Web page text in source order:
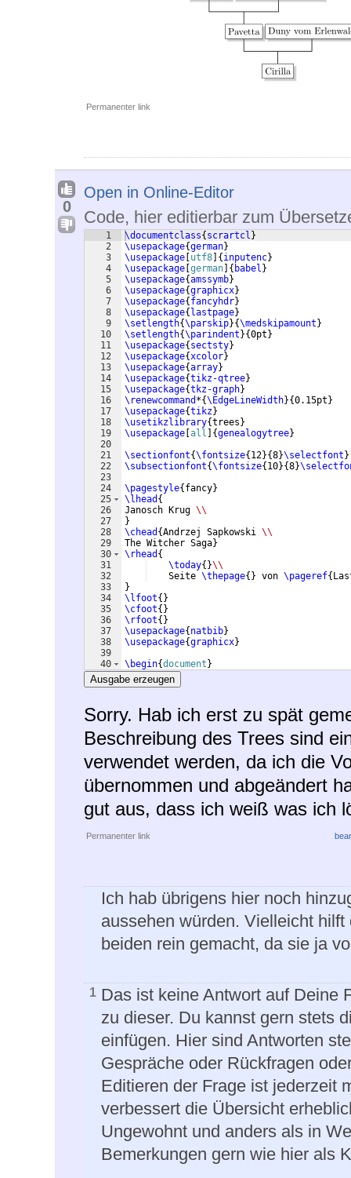
Permanenter link
0
Open in Online-Editor
Code, hier editierbar zum
1
2
3
4
5
6
7
8
9
10
11
12
13
14
15
16
17
18
19
20
21
22
23
24
25
26
27
28
29
30
31
32
33
34
35
36
37
38
39
40
41
\documentclass{ scrartcl }
\usepackage{german}
\usepackage utf8 { inputenc}
\usepackage german { babel }
\usepackage{amssymb}
\usepackage{graphicx}
\usepackage{ fancyhdr}
\usepackage{ lastpage}
\setlength{\parskip}{\medskipamount }
\setlength{\parindent }{0pt }
\usepackage{ sectsty}
\usepackage{xcolor}
\usepackage{array}
\usepackage{tikz-qtree}
\usepackage{tkz-graph}
\renewcommand *{\EdgeLineWidth}{0.15pt }
\usepackage{tikz}
\usetikzlibrary{trees }
\usepackage all {genealogytree}
\sectionfont{\fontsize{ 12}{8}\selectfont }
\subsectionfont{\fontsize{ 10}{8}
\pagestyle{ fancy}
\lhead {
Janosch Krug \\
}
\chead {Andrzej Sapkowski \\
The Witcher Saga}
\rhead {
\today{ }\\
    Seite
\thepage{ } von \pageref{
}
\lfoot{ }
\cfoot{ }
\rfoot{ }
\usepackage{ natbib}
\usepackage{graphicx}
\begin{document }
Ausgabe erzeugen
Sorry. Hab ich erst zu spät
Beschreibung des Trees sind
verwendet werden, da ich die
übernommen und abgeändert
gut aus, dass ich weiß was ich
Permanenter link
Ich hab übrigens hier noch
aussehen würden. Vielleicht
beiden rein gemacht, da sie ja
1 Das ist keine Antwort auf Deine
zu dieser. Du kannst gern stets
einfügen. Hier sind Antworten
Gespräche oder Rückfragen
Editieren der Frage ist jederzeit
verbessert die Übersicht
Ungewohnt und anders als in
Bemerkungen gern wie hier als